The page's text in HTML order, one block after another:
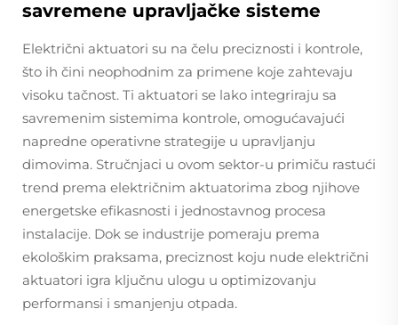
savremene upravljačke sisteme
Električni aktuatori su na čelu preciznosti i kontrole,
što ih čini neophodnim za primene koje zahtevaju
visoku tačnost. Ti aktuatori se lako integriraju sa
savremenim sistemima kontrole, omogućavajući
napredne operativne strategije u upravljanju
dimovima. Stručnjaci u ovom sektor-u primiču rastući
trend prema električnim aktuatorima zbog njihove
energetske efikasnosti i jednostavnog procesa
instalacije. Dok se industrije pomeraju prema
ekološkim praksama, preciznost koju nude električni
aktuatori igra ključnu ulogu u optimizovanju
performansi i smanjenju otpada.